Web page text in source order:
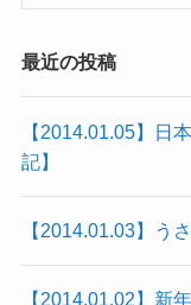
最近の投稿
【2014.01.05】日
記】
【2014.01.03】う
【2014.01.02】新